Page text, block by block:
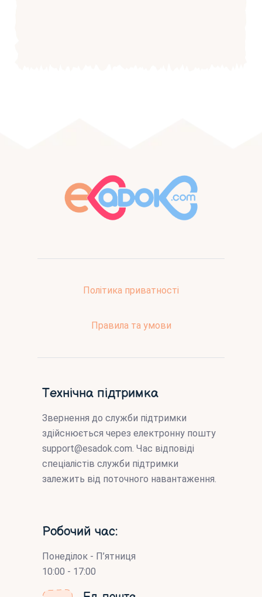
Політика приватності
Правила та умови
Технічна підтримка
Звернення до служби підтримки
здійснюється через електронну пошту
support@esadok.com. Час відповіді
спеціалістів служби підтримки
залежить від поточного навантаження.
Робочий час:
Понеділок - П’ятниця
10:00 - 17:00